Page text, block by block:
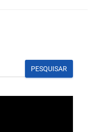
PESQUISAR